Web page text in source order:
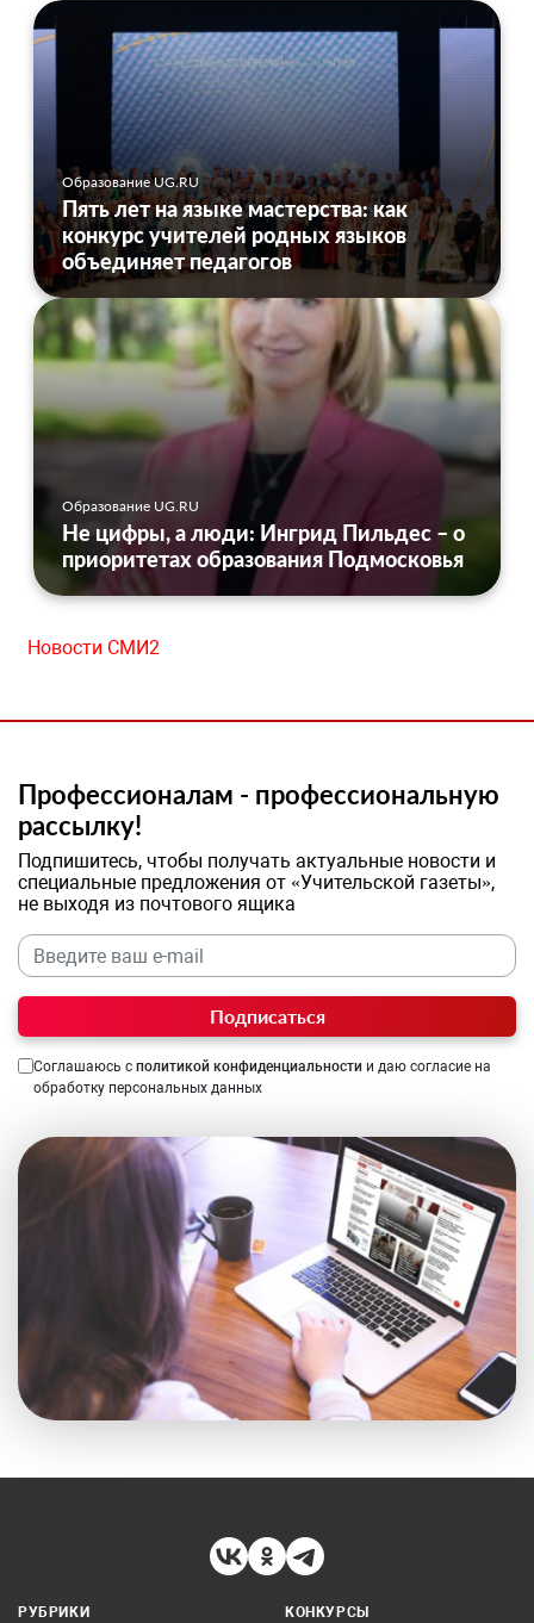
Образование UG.RU
Пять лет на языке мастерства: как
конкурс учителей родных языков
объединяет педагогов
Образование UG.RU
Не цифры, а люди: Ингрид Пильдес – о
приоритетах образования Подмосковья
Новости СМИ2
Профессионалам - профессиональную
рассылку!
Подпишитесь, чтобы получать актуальные новости и
специальные предложения от «Учительской газеты»,
не выходя из почтового ящика
Подписаться
Соглашаюсь с политикой конфиденциальности и даю согласие на
обработку персональных данных
РУБРИКИ
КОНКУРСЫ